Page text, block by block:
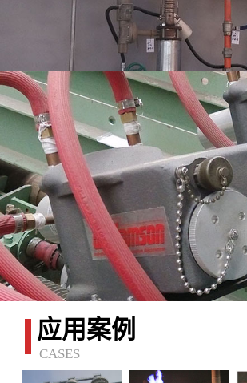
应用案例
CASES